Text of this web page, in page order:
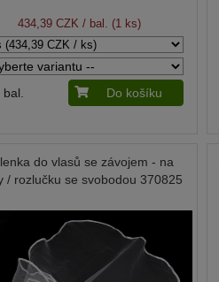
434,39 CZK / bal. (1 ks)
bal. Do košíku
do vlasů se závojem - na
/ rozlučku se svobodou 370825